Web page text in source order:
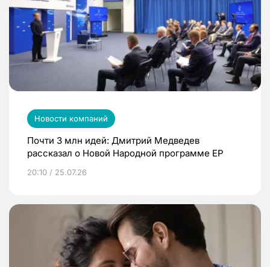
Новости компаний
Почти 3 млн идей: Дмитрий Медведев
рассказал о Новой Народной программе ЕР
20:10 / 25.07.26